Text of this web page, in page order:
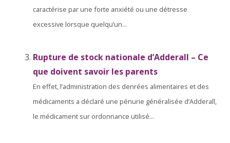
caractérise par une forte anxiété ou une détresse
excessive lorsque quelqu’un...
Rupture de stock nationale d’Adderall – Ce
que doivent savoir les parents
En effet, l’administration des denrées alimentaires et des
médicaments a déclaré une pénurie généralisée d’Adderall,
le médicament sur ordonnance utilisé...